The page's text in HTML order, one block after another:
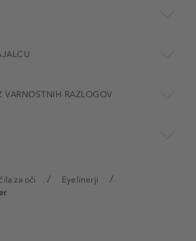
za oči
Eyelinerji
VARNOSTNIH RAZLOGOV